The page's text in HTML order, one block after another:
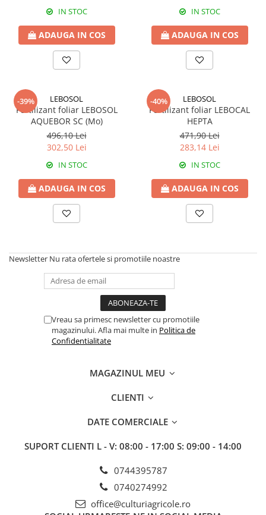
Insecticide
Fertilizanți foliari
CEAPĂ
Erbicide
Insecticide
Fertilizanți foliari
CEREALE
Tratament semințe
Fertilizanți foliari
Adjuvanți
CEREALE DE PRIMĂVARĂ
Insecticide
Fertilizanți foliari
Insecticide
DOVLEAC
Insecticide
DOVLECEI
Insecticide
Fertilizanți foliari
FASOLE BOABE
Insecticide
FASOLE PĂSTĂI
Insecticide
FLOAREA SOARELUI
Tratament semințe
Insecticide
Biostimulatori
Fertilizanți foliari
Fertilizanți foliari
IN STOC
ADAUGA IN COS
IN STOC
ADAUGA IN COS
-39% LEBOSOL
Fertilizant foliar LEBOSOL
AQUEBOR SC (Mo)
496,10 Lei
302,50 Lei
IN STOC
ADAUGA IN COS
-40% LEBOSOL
Fertilizant foliar LEBOCAL
HEPTA
471,90 Lei
283,14 Lei
IN STOC
ADAUGA IN COS
Newsletter Nu rata ofertele si promotiile noastre
Vreau sa primesc newsletter cu promotiile
magazinului. Afla mai multe in Politica de
Confidentialitate
MAGAZINUL MEU
CLIENTI
DATE COMERCIALE
SUPORT CLIENTI L - V: 08:00 - 17:00 S: 09:00 - 14:00
0744395787
0740274992
office@culturiagricole.ro